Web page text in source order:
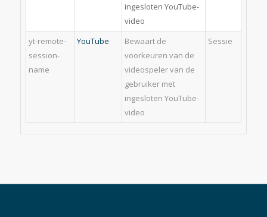
ingesloten YouTube-
video
yt-remote-
session-
name
YouTube
Bewaart de
voorkeuren van de
videospeler van de
gebruiker met
ingesloten YouTube-
video
Sessie